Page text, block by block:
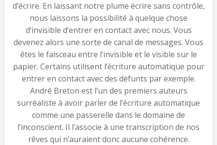
d’écrire. En laissant notre plume écrire sans contrôle,
nous laissons la possibilité à quelque chose
d’invisible d’entrer en contact avec nous. Vous
devenez alors une sorte de canal de messages. Vous
êtes le faisceau entre l’invisible et le visible sur le
papier. Certains utilisent l’écriture automatique pour
entrer en contact avec des défunts par exemple.
André Breton est l’un des premiers auteurs
surréaliste à avoir parler de l’écriture automatique
comme une passerelle dans le domaine de
l’inconscient. Il l’associe à une transcription de nos
rêves qui n’auraient donc aucune cohérence.